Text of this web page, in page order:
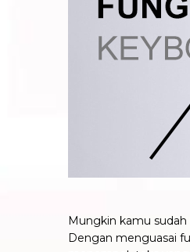
Mungkin kamu
Dengan menguasai